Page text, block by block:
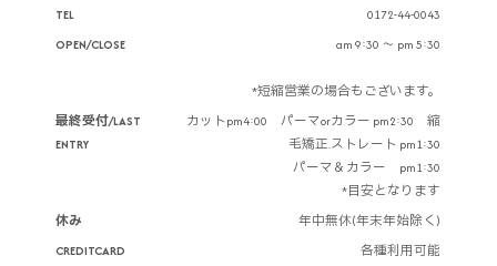
TEL
0172-44-0043
OPEN/CLOSE
am 9:30 ～ pm 5:30
*短縮営業の場合もございます。
最終受付/LAST
ENTRY
カットpm4:00 パーマorカラー pm2:30 縮
毛矯正.ストレート pm1:30
パーマ＆カラー pm1:30
*目安となります
休み
年中無休(年末年始除く)
CREDITCARD
各種利用可能